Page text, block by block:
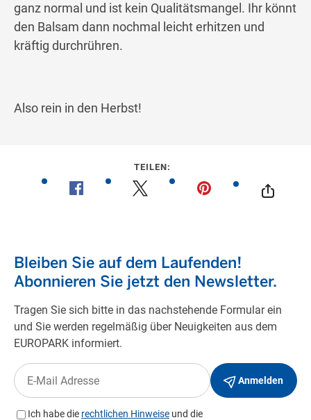
ganz normal und ist kein Qualitätsmangel. Ihr könnt
den Balsam dann nochmal leicht erhitzen und
kräftig durchrühren.
Also rein in den Herbst!
TEILEN: